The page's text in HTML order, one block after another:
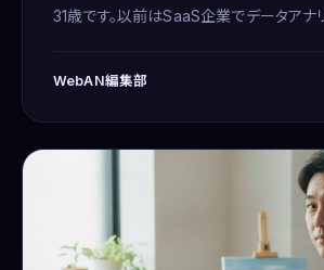
31歳です。以前はSaaS企業でデータアナ
WebAN編集部